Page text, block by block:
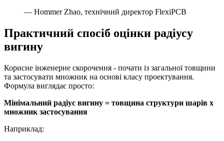
— Hommer Zhao, технічний директор FlexiPCB
Практичний спосіб оцінки радіусу
вигину
Корисне інженерне скорочення - почати із загальної товщини
та застосувати множник на основі класу проектування.
Формула виглядає просто:
Мінімальний радіус вигину = товщина структури шарів x
множник застосування
Наприклад: